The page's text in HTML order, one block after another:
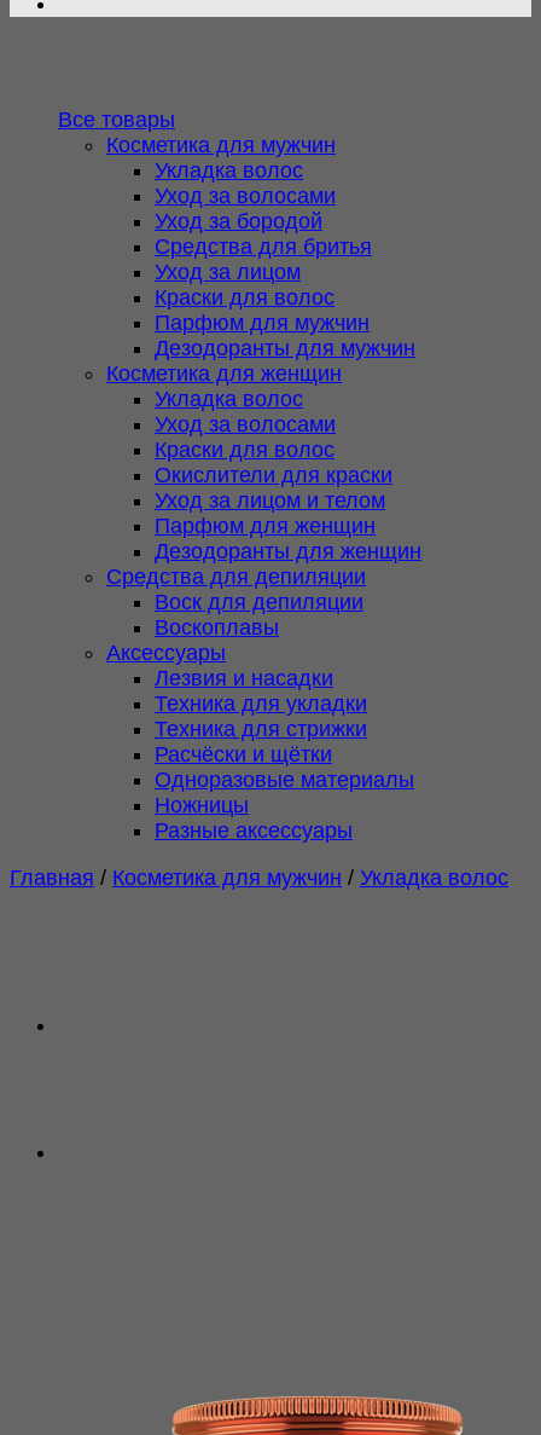
Все товары
Косметика для мужчин
Укладка волос
Уход за волосами
Уход за бородой
Средства для бритья
Уход за лицом
Краски для волос
Парфюм для мужчин
Дезодоранты для мужчин
Косметика для женщин
Укладка волос
Уход за волосами
Краски для волос
Окислители для краски
Уход за лицом и телом
Парфюм для женщин
Дезодоранты для женщин
Средства для депиляции
Воск для депиляции
Воскоплавы
Аксессуары
Лезвия и насадки
Техника для укладки
Техника для стрижки
Расчёски и щётки
Одноразовые материалы
Ножницы
Разные аксессуары
Главная / Косметика для мужчин / Укладка волос